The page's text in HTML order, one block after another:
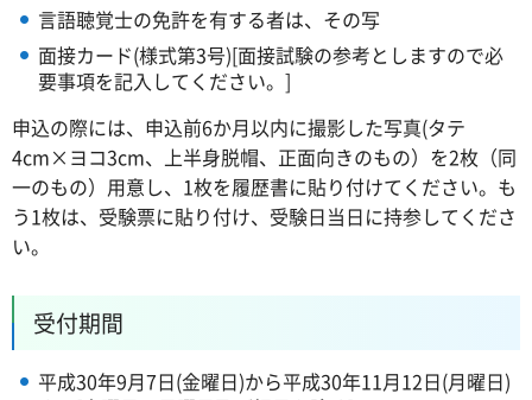
言語聴覚士の免許を有する者は、その写
面接カード(様式第3号)[面接試験の参考としますので必
要事項を記入してください。]
申込の際には、申込前6か月以内に撮影した写真(タテ
4cm×ヨコ3cm、上半身脱帽、正面向きのもの）を2枚（同
一のもの）用意し、1枚を履歴書に貼り付けてください。も
う1枚は、受験票に貼り付け、受験日当日に持参してくださ
い。
受付期間
平成30年9月7日(金曜日)から平成30年11月12日(月曜日)